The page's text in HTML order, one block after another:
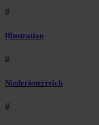
#
Illustration
#
Niederösterreich
#